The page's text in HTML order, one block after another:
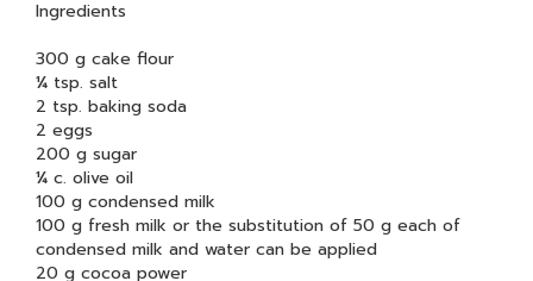
Ingredients
300 g cake flour
¼ tsp. salt
2 tsp. baking soda
2 eggs
200 g sugar
¼ c. olive oil
100 g condensed milk
100 g fresh milk or the substitution of 50 g each of
condensed milk and water can be applied
20 g cocoa power